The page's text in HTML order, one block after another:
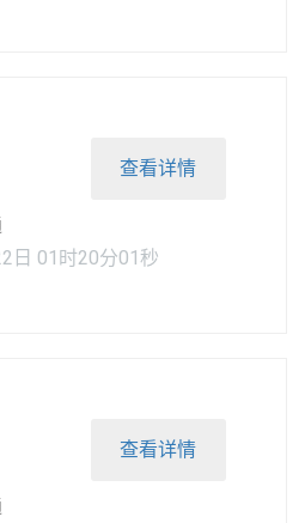
查看详情
日 01时20分01秒
查看详情